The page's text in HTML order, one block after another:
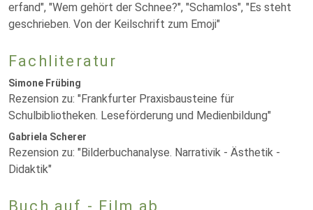
erfand", "Wem gehört der Schnee?", "Schamlos", "Es steht
geschrieben. Von der Keilschrift zum Emoji"
Fachliteratur
Simone Frübing
Rezension zu: "Frankfurter Praxisbausteine für
Schulbibliotheken. Leseförderung und Medienbildung"
Gabriela Scherer
Rezension zu: "Bilderbuchanalyse. Narrativik - Ästhetik -
Didaktik"
Buch auf - Film ab